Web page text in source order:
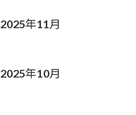
2025年11月
2025年10月